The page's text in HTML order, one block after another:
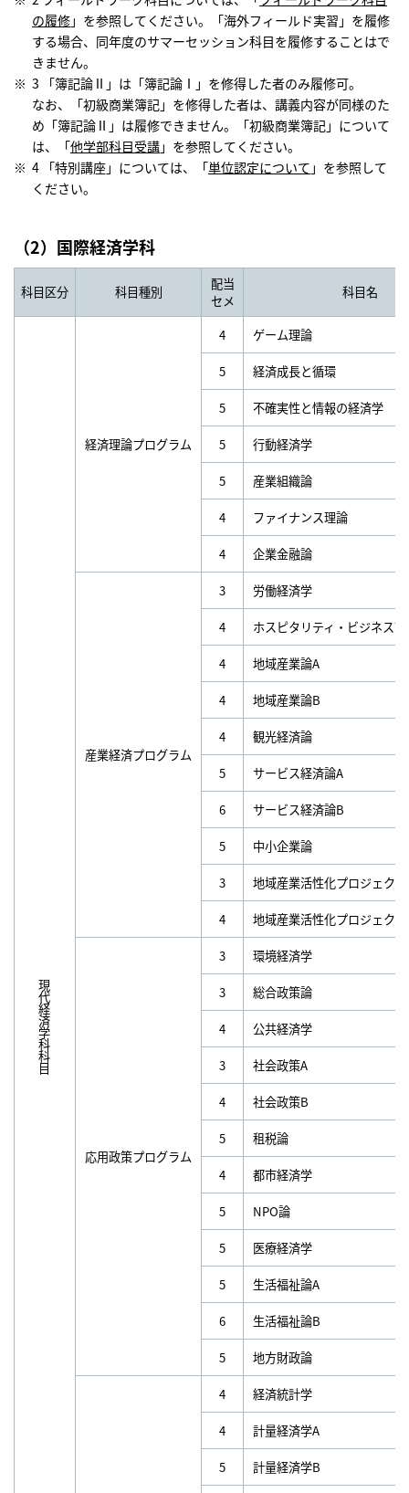
の履修」を参照してください。「海外フィールド実習」を履修
する場合、同年度のサマーセッション科目を履修することはで
きません。
3 「簿記論Ⅱ」は「簿記論Ⅰ」を修得した者のみ履修可。
なお、「初級商業簿記」を修得した者は、講義内容が同様のた
め「簿記論Ⅱ」は履修できません。「初級商業簿記」について
は、「他学部科目受講」を参照してください。
4 「特別講座」については、「単位認定について 」を参照して
ください。
（2）国際経済学科
科目区分 科目種別
配当
セメ
科目名
現代経済学科科目
経済理論プログラム
4 ゲーム理論
5 経済成長と循環
5 不確実性と情報の経済学
5 行動経済学
5 産業組織論
4 ファイナンス理論
4 企業金融論
産業経済プログラム
3 労働経済学
4 ホスピタリティ・ビジネス論
4 地域産業論A
4 地域産業論B
4 観光経済論
5 サービス経済論A
6 サービス経済論B
5 中小企業論
3 地域産業活性化プロジェク
4 地域産業活性化プロジェク
応用政策プログラム
3 環境経済学
3 総合政策論
4 公共経済学
3 社会政策A
4 社会政策B
5 租税論
4 都市経済学
5 NPO論
5 医療経済学
5 生活福祉論A
6 生活福祉論B
5 地方財政論
4 経済統計学
4 計量経済学A
5 計量経済学B